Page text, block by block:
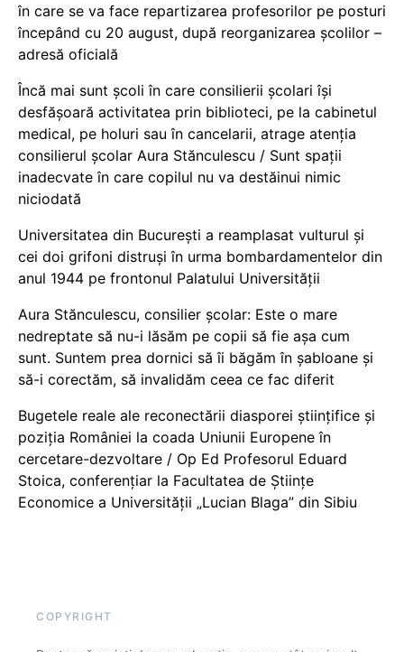
în care se va face repartizarea profesorilor pe posturi
începând cu 20 august, după reorganizarea școlilor –
adresă oficială
Încă mai sunt școli în care consilierii școlari își
desfășoară activitatea prin biblioteci, pe la cabinetul
medical, pe holuri sau în cancelarii, atrage atenția
consilierul școlar Aura Stănculescu / Sunt spații
inadecvate în care copilul nu va destăinui nimic
niciodată
Universitatea din București a reamplasat vulturul și
cei doi grifoni distruși în urma bombardamentelor din
anul 1944 pe frontonul Palatului Universității
Aura Stănculescu, consilier școlar: Este o mare
nedreptate să nu-i lăsăm pe copii să fie așa cum
sunt. Suntem prea dornici să îi băgăm în șabloane și
să-i corectăm, să invalidăm ceea ce fac diferit
Bugetele reale ale reconectării diasporei științifice și
poziția României la coada Uniunii Europene în
cercetare-dezvoltare / Op Ed Profesorul Eduard
Stoica, conferențiar la Facultatea de Științe
Economice a Universității „Lucian Blaga” din Sibiu
COPYRIGHT